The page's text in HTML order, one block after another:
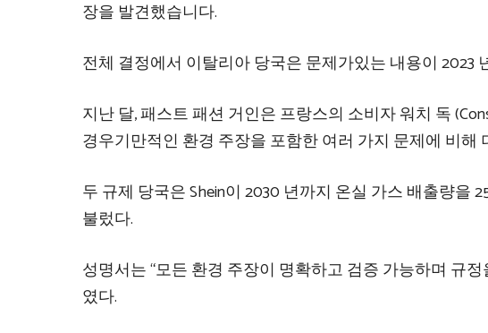
장을 발견했습니다.
전체 결정에서 이탈리아 당국은 문제가있는 내용이 2023
지난 달, 패스트 패션 거인은 프랑스의 소비자 워치 독
경우기만적인 환경 주장을 포함한 여러 가지 문제에 비해
두 규제 당국은 Shein이 2030 년까지 온실 가스 배출량을
불렀다.
성명서는 “모든 환경 주장이 명확하고 검증 가능하며 규
였다.